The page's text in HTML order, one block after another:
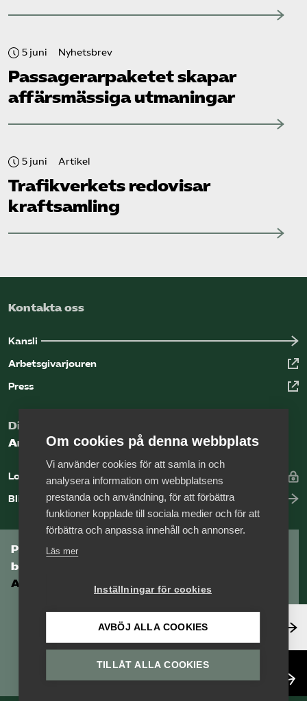
5 juni Nyhetsbrev
Passagerarpaketet skapar
affärsmässiga utmaningar
5 juni Artikel
Trafikverkets redovisar
kraftsamling
Kontakta oss
Kansli
Arbetsgivarjouren
Press
Digital kunskapsbank för arbetsgivare
Arbetsgivarguiden
Logga in
Bli medlem
Prenumerera på Tågföretagens
branschnyhetsbrev
Aktuell info direkt i din inkorg.
Anmäl dig här
Om cookies på denna webbplats
Vi använder cookies för att samla in och
analysera information om webbplatsens
prestanda och användning, för att förbättra
funktioner kopplade till sociala medier och för att
förbättra och anpassa innehåll och annonser.
Läs mer
Inställningar för cookies
AVBÖJ ALLA COOKIES
TILLÅT ALLA COOKIES